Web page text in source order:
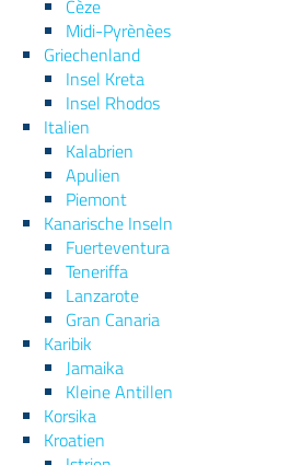
Cèze
Midi-Pyrènèes
Griechenland
Insel Kreta
Insel Rhodos
Italien
Kalabrien
Apulien
Piemont
Kanarische Inseln
Fuerteventura
Teneriffa
Lanzarote
Gran Canaria
Karibik
Jamaika
Kleine Antillen
Korsika
Kroatien